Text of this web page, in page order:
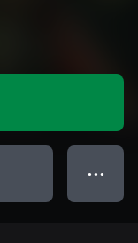
● ● ●